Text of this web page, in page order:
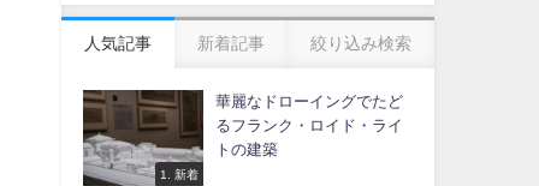
人気記事 新着記事 絞り込み検索
1. 新着
華麗なドローイングでたど
るフランク・ロイド・ライ
トの建築